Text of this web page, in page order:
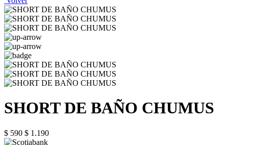
SHORT DE BAÑO CHUMUS
$ 590 $ 1.190